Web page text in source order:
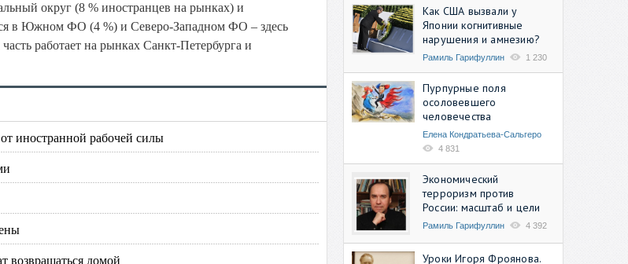
округ (8 % иностранцев на рынках) и
в Южном ФО (4 %) и Северо-Западном ФО – здесь
работает на рынках Санкт-Петербурга и
иностранной рабочей силы
возвращаться домой
Как США вызвали у
Японии когнитивные
нарушения и амнезию?
Рамиль Гарифуллин 1 230
Пурпурные поля
осоловевшего
человечества
Елена Кондратьева-Сальгеро
4 831
Экономический
терроризм против
России: масштаб и цели
Рамиль Гарифуллин 4 392
Уроки Игоря Фроянова.